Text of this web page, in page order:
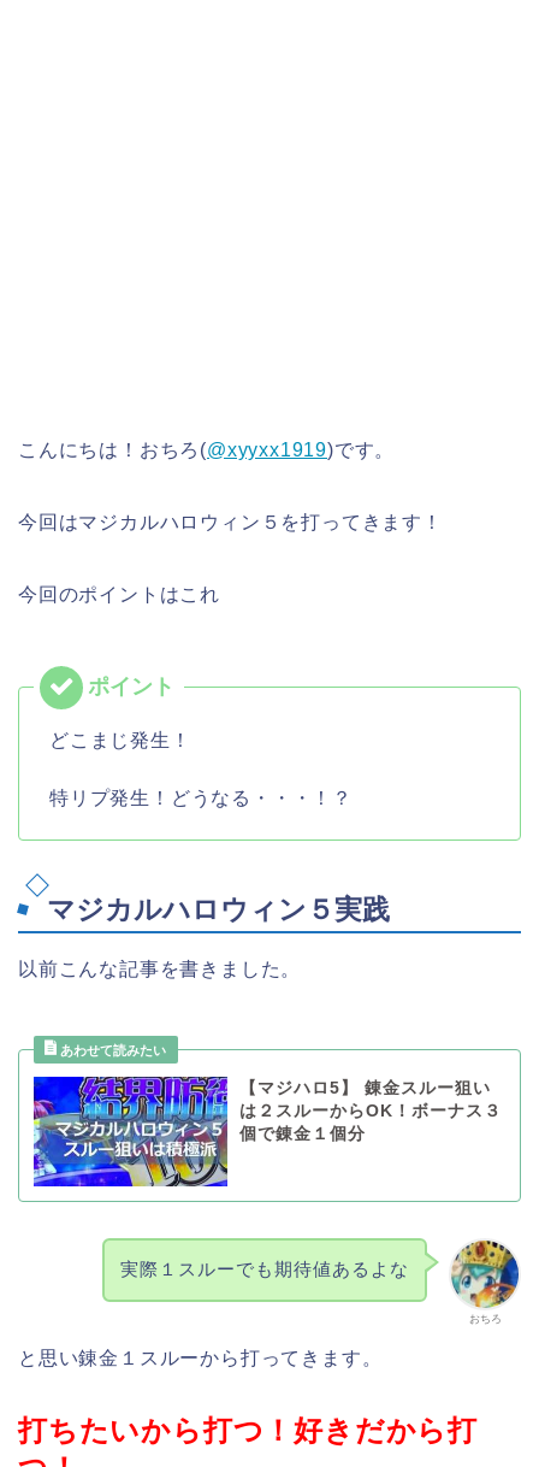
こんにちは！おちろ(@xyyxx1919)です。
今回はマジカルハロウィン５を打ってきます！
今回のポイントはこれ
どこまじ発生！
特リプ発生！どうなる・・・！？
マジカルハロウィン５実践
以前こんな記事を書きました。
【マジハロ5】 錬金スルー狙い
は２スルーからOK！ボーナス３
個で錬金１個分
おちろ
実際１スルーでも期待値あるよな
と思い錬金１スルーから打ってきます。
打ちたいから打つ！好きだから打